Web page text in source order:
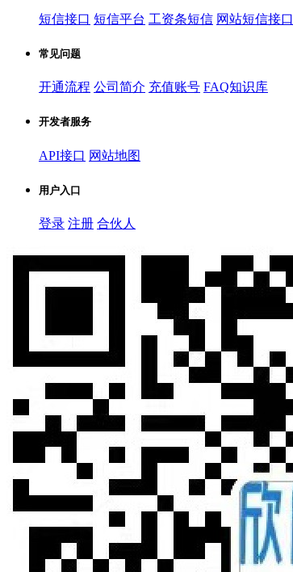
短信接口 短信平台 工资条短信 网站短信接口
常见问题
开通流程 公司简介 充值账号 FAQ知识库
开发者服务
API接口 网站地图
用户入口
登录 注册 合伙人